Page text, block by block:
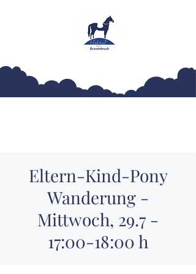
Eltern-Kind-Pony
Wanderung -
Mittwoch, 29.7 -
17:00-18:00 h